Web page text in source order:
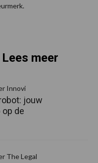
meer
Innovi
jouw
de
The Legal